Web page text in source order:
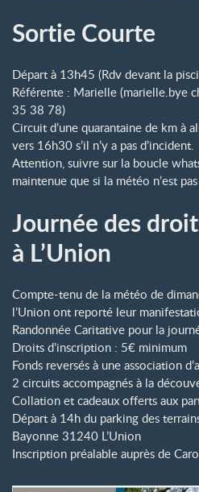
Sortie Courte
Départ à 13h45 (Rdv devant la
Référente : Marielle (marielle.bye
35 38 78)
Circuit d’une quarantaine de km à
vers 16h30 s’il n’y a pas d’incident.
Attention, suivre sur la boucle
maintenue que si la météo n’est
Journée des
à L’Union
Compte-tenu de la météo de
l’Union ont reporté leur
Randonnée Caritative pour la
Droits d’inscription : 5€ minimum
Fonds reversés à une association
2 circuits accompagnés à la
Collation et cadeaux offerts aux
Départ à 14h du parking des
Bayonne 31240 L’Union
Inscription préalable auprès de